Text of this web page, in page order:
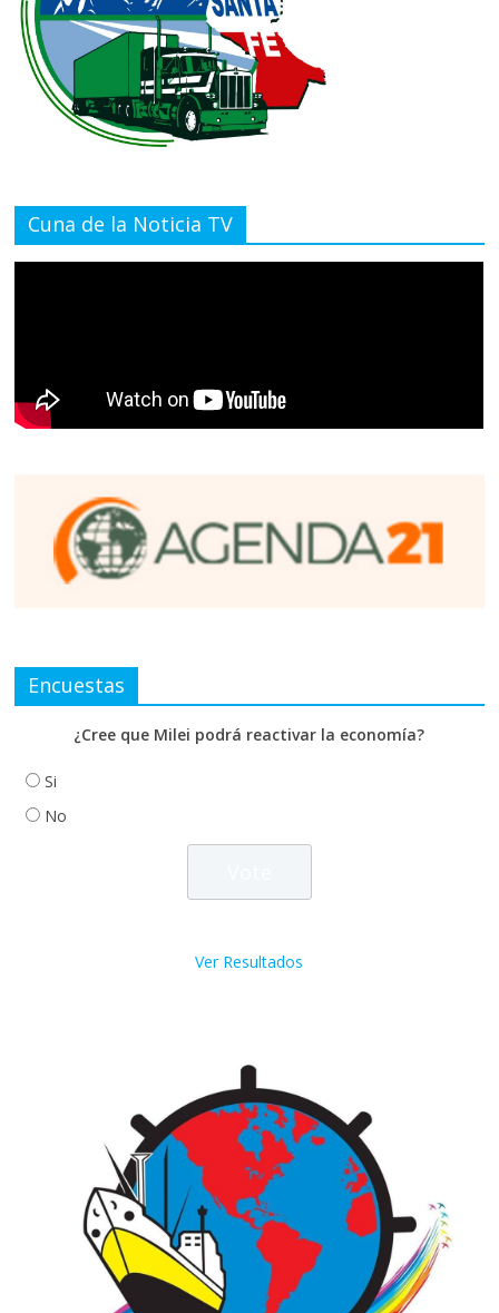
Cuna de la Noticia TV
Encuestas
¿Cree que Milei podrá reactivar la economía?
Si
No
Ver Resultados